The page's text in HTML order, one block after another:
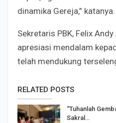
dinamika Gereja,” katanya.
Sekretaris PBK, Felix
apresiasi mendalam
telah mendukung
RELATED POSTS
“Tuhanlah
Sakral…